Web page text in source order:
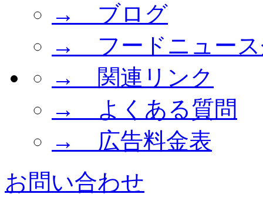
→ ブログ
→ フードニュース
→ 関連リンク
→ よくある質問
→ 広告料金表
お問い合わせ